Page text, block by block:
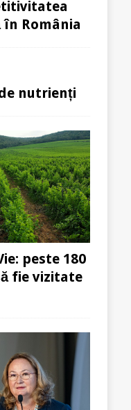
România
nutrienți
peste 180
fie vizitate